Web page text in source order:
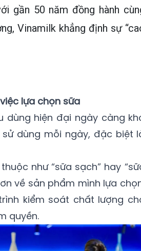
gần 50 năm đồng hành
Vinamilk khẳng định sự
lựa chọn sữa
dùng hiện đại ngày càng
dùng mỗi ngày, đặc biệt
như “sữa sạch” hay
về sản phẩm mình lựa
kiểm soát chất lượng
quyền.